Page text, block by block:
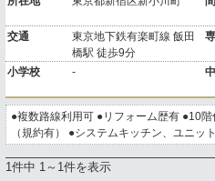
交通
東京地下鉄有楽町線 飯田
橋駅 徒歩9分
小学校 -
●複数路線利用可 ●リフォーム歴有 ●10
（規約有） ●システムキッチン、ユニッ
1件中 1～1件を表示